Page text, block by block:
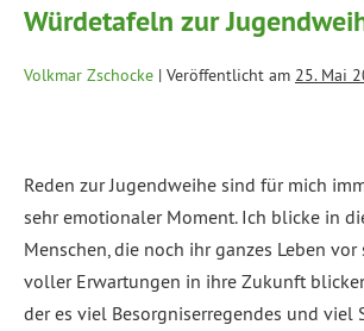
Würdetafeln zur
Volkmar Zschocke | Veröffentlicht am 25. Mai
Reden zur Jugendweihe sind für mich
sehr emotionaler Moment. Ich blicke in
Menschen, die noch ihr ganzes Leben vor
voller Erwartungen in ihre Zukunft
der es viel Besorgniserregendes und viel